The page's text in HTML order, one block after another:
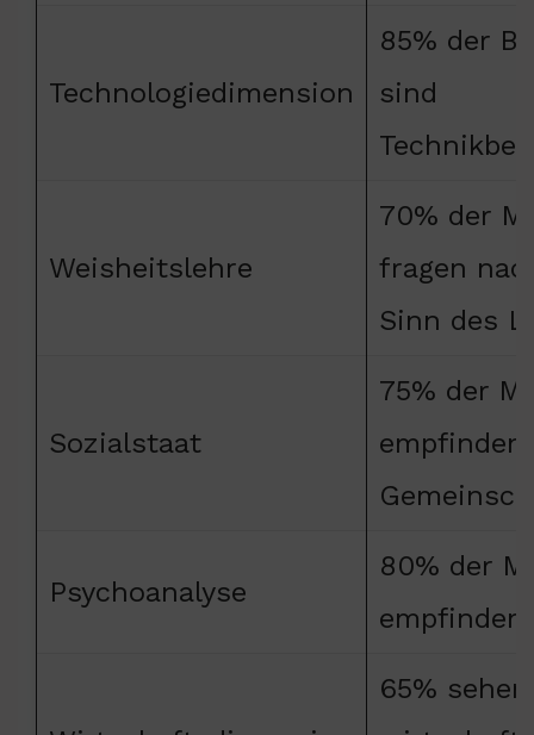
Technologiedimension
85% der
sind
Weisheitslehre
70% der
fragen
Sinn des
Sozialstaat
75% der
empfinden
Psychoanalyse
80% der
empfinden
65% sehen